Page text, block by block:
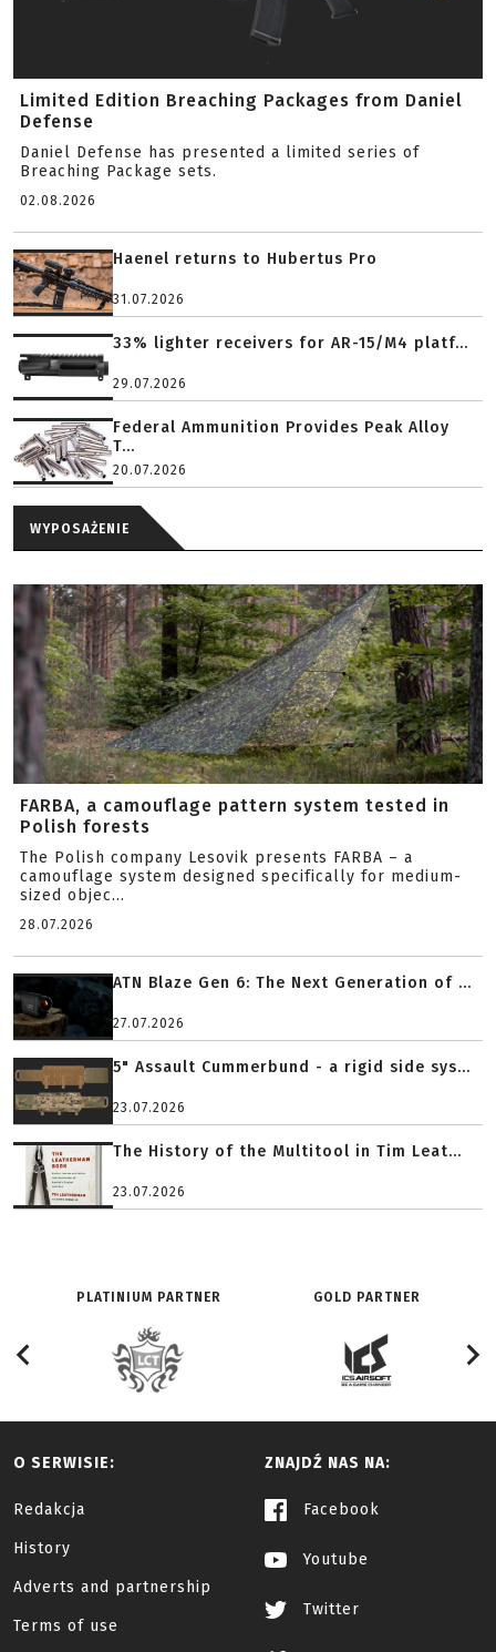
Limited Edition Breaching Packages from Daniel
Defense
Daniel Defense has presented a limited series of
Breaching Package sets.
02.08.2026
Haenel returns to Hubertus Pro
31.07.2026
33% lighter receivers for AR-15/M4 platf...
29.07.2026
Federal Ammunition Provides Peak Alloy
T...
20.07.2026
WYPOSAŻENIE
FARBA, a camouflage pattern system tested in
Polish forests
The Polish company Lesovik presents FARBA – a
camouflage system designed specifically for medium-
sized objec...
28.07.2026
ATN Blaze Gen 6: The Next Generation of ...
27.07.2026
5" Assault Cummerbund - a rigid side sys...
23.07.2026
The History of the Multitool in Tim Leat...
23.07.2026
PLATINIUM PARTNER GOLD PARTNER
O SERWISIE:
Redakcja
History
Adverts and partnership
Terms of use
ZNAJDŹ NAS NA:
Facebook
Youtube
Twitter